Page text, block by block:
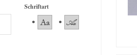
Schriftart
The Queen Diamond 1,25 ct Diamantring